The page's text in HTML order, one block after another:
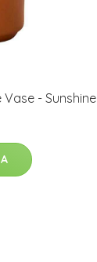
- Sunshine